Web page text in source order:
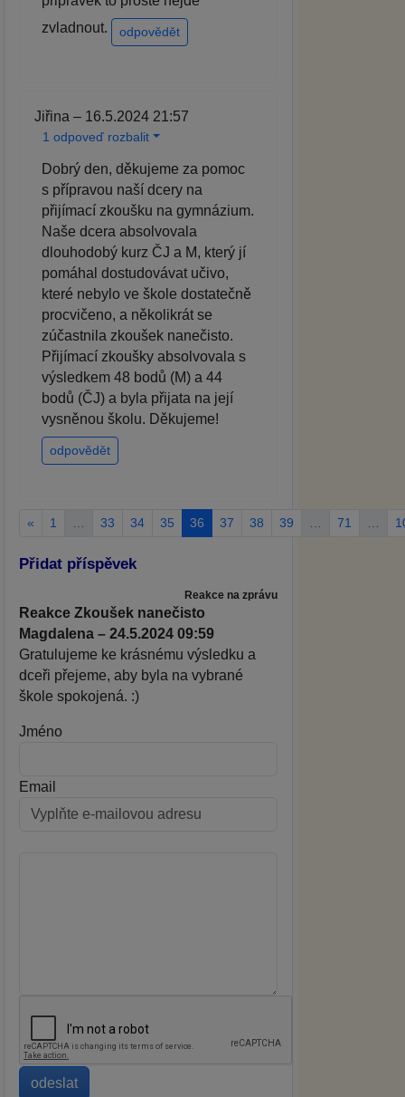
zvladnout.
odpovědět
Jiřina – 16.5.2024 21:57
1 odpoveď rozbalit
Dobrý den, děkujeme za pomoc
s přípravou naší dcery na
přijímací zkoušku na gymnázium.
Naše dcera absolvovala
dlouhodobý kurz ČJ a M, který jí
pomáhal dostudovávat učivo,
které nebylo ve škole dostatečně
procvičeno, a několikrát se
zúčastnila zkoušek nanečisto.
Přijímací zkoušky absolvovala s
výsledkem 48 bodů (M) a 44
bodů (ČJ) a byla přijata na její
vysněnou školu. Děkujeme!
odpovědět
« 1 33 34 35 36 37 38 39 71
Přidat příspěvek
Reakce na zprávu
Reakce Zkoušek nanečisto
Magdalena – 24.5.2024 09:59
Gratulujeme ke krásnému výsledku a
dceři přejeme, aby byla na vybrané
škole spokojená. :)
Jméno
Email